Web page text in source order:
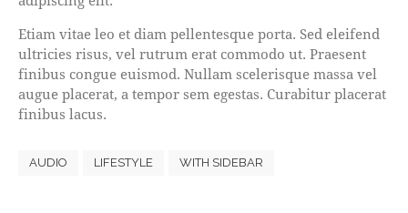
Etiam vitae leo et diam pellentesque porta. Sed eleifend
ultricies risus, vel rutrum erat commodo ut. Praesent
finibus congue euismod. Nullam scelerisque massa vel
augue placerat, a tempor sem egestas. Curabitur placerat
finibus lacus.
AUDIO LIFESTYLE WITH SIDEBAR